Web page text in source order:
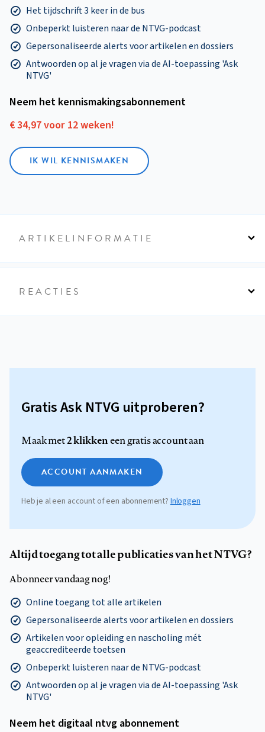
Het tijdschrift 3 keer in de bus
Onbeperkt luisteren naar de NTVG-podcast
Gepersonaliseerde alerts voor artikelen en dossiers
Antwoorden op al je vragen via de AI-toepassing 'Ask
NTVG'
Neem het kennismakings­abonnement
€ 34,97 voor 12 weken!
IK WIL KENNISMAKEN
ARTIKELINFORMATIE
REACTIES
Gratis Ask NTVG uitproberen?
Maak met2 klikkeneen gratis account aan
ACCOUNT AANMAKEN
Heb je al een account of een abonnement?Inloggen
Altijd toegang tot alle publicaties van het NTVG?
Abonneer vandaag nog!
Online toegang tot alle artikelen
Gepersonaliseerde alerts voor artikelen en dossiers
Artikelen voor opleiding en nascholing mét
geaccrediteerde toetsen
Onbeperkt luisteren naar de NTVG-podcast
Antwoorden op al je vragen via de AI-toepassing 'Ask
NTVG'
Neem het digitaal ntvg abonnement